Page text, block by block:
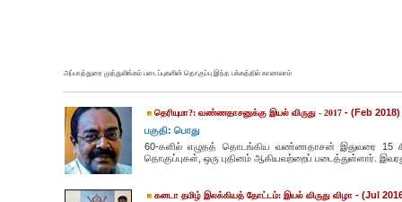
அப்பாத்துரை முத்துலிங்கம் படைப்புகளின் தொகுப்பு இந்த பக்கத்தில் காணலாம்
தெரியுமா?: வண்ணதாசனுக்கு இயல் விருது - 2017 - (Feb 2018)
பகுதி: பொது
60-களில் எழுதத் தொடங்கிய வண்ணதாசன் இதுவரை 15
தொகுப்புகள், ஒரு புதினம் ஆகியவற்றைப் படைத்துள்ளார்.
கனடா தமிழ் இலக்கியத் தோட்டம்: இயல் விருது விழா - (Jul